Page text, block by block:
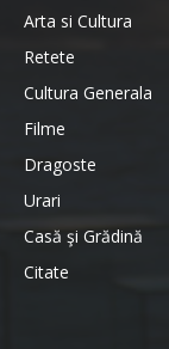
Arta si Cultura
Retete
Cultura Generala
Filme
Dragoste
Urari
Casă şi Grădină
Citate